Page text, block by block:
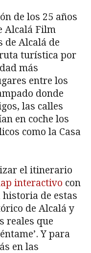
de los 25 años
Alcalá Film
de Alcalá de
turística por
más
entre los
donde
las calles
en coche los
como la Casa
el itinerario
interactivo con
de estas
de Alcalá y
reales que
Y para
en las